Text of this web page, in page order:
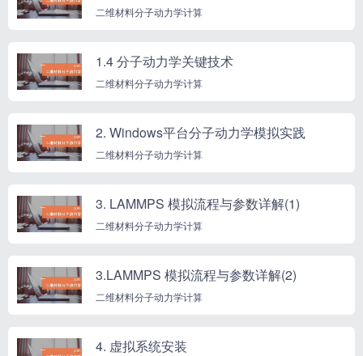
二维材料分子动力学计算
1.4 分子动力学关键技术
二维材料分子动力学计算
2. Windows平台分子动力学模拟实践
二维材料分子动力学计算
3. LAMMPS 模拟流程与参数详解(1)
二维材料分子动力学计算
3.LAMMPS 模拟流程与参数详解(2)
二维材料分子动力学计算
4. 虚拟系统安装